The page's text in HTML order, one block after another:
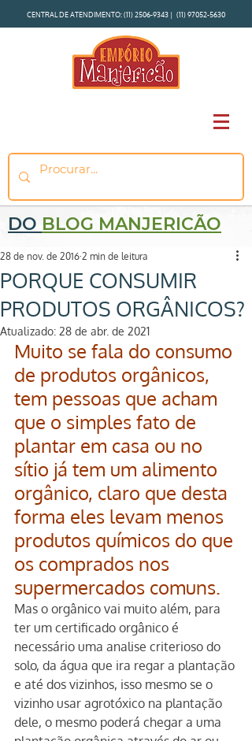
CENTRAL DE ATENDIMENTO:(11) 2506-9343 | (11) 97052-5630
DO BLOG MANJERICÃO
PORQUE CONSUMIR
PRODUTOS ORGÂNICOS?
28 de nov. de 2016 2 min de leitura
Atualizado: 28 de abr. de 2021
Muito se fala do consumo
de produtos orgânicos,
tem pessoas que acham
que o simples fato de
plantar em casa ou no
sítio já tem um alimento
orgânico, claro que desta
forma eles levam menos
produtos químicos do que
os comprados nos
supermercados comuns.
Mas o orgânico vai muito além, para
ter um certificado orgânico é
necessário uma analise criterioso do
solo, da água que ira regar a plantação
e até dos vizinhos, isso mesmo se o
vizinho usar agrotóxico na plantação
dele, o mesmo poderá chegar a uma